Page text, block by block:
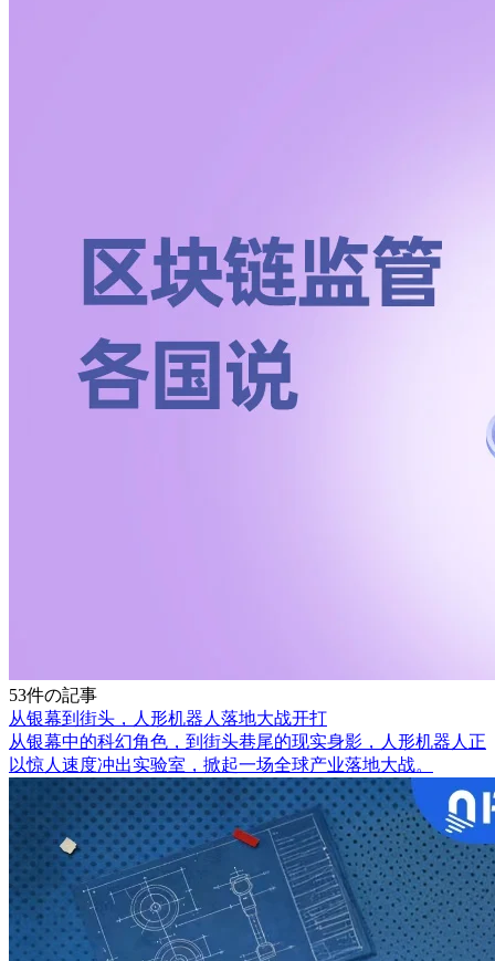
53件の記事
从银幕到街头，人形机器人落地大战开打
从银幕中的科幻角色，到街头巷尾的现实身影，人形机器人正
以惊人速度冲出实验室，掀起一场全球产业落地大战。